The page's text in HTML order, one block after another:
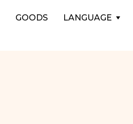
GOODS LANGUAGE